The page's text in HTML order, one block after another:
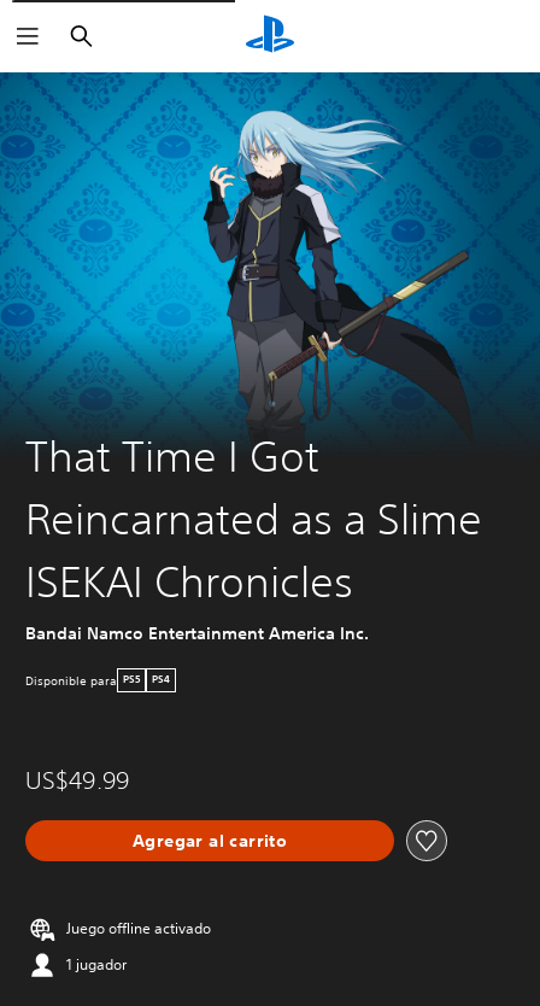
Buscar
That Time I Got
Reincarnated as a Slime
ISEKAI Chronicles
Bandai Namco Entertainment America Inc.
Disponible para PS5 PS4
US$49.99
Agregar al carrito
Juego offline activado
1 jugador